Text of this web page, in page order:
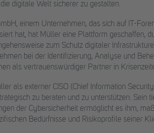
digitale Welt sicherer zu gestalten.
einem Unternehmen, das sich auf IT-
hat, hat Müller eine Plattform geschaffen,
zum Schutz digitaler
bei der Identifizierung, Analyse und
als vertrauenswürdiger Partner in
als externer CISO (Chief Information
zu beraten und zu unterstützen. Sein
der Cybersicherheit ermöglicht es ihm,
Bedürfnisse und Risikoprofile seiner